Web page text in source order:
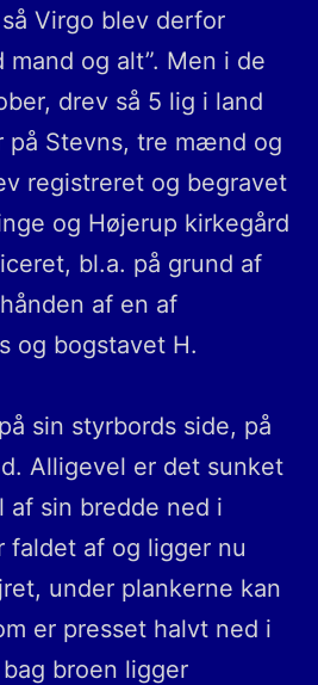
Virgo blev derfor
mand og alt”. Men i de
drev så 5 lig i land
på Stevns, tre mænd og
registreret og begravet
og Højerup kirkegård
bl.a. på grund af
af en af
og bogstavet H.
sin styrbords side, på
Alligevel er det sunket
af sin bredde ned i
faldet af og ligger nu
under plankerne kan
er presset halvt ned i
broen ligger